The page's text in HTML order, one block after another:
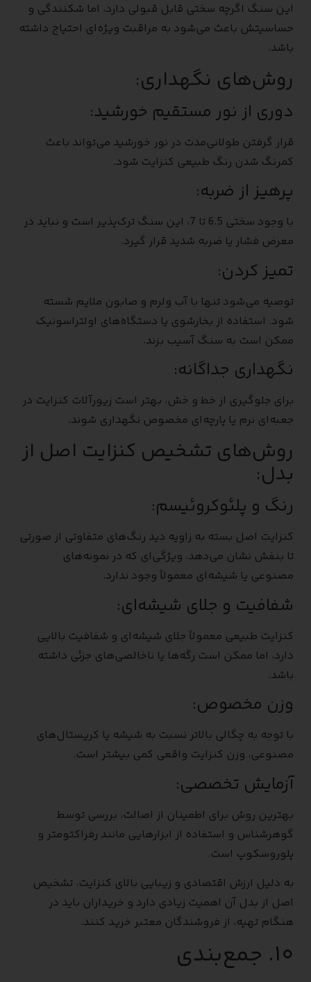
این سنگ اگرچه سختی قابل قبولی دارد، اما شکنندگی و
حساسیتش باعث می‌شود به مراقبت ویژه‌ای احتیاج داشته
باشد.
روش‌های نگهداری:
دوری از نور مستقیم خورشید:
قرار گرفتن طولانی‌مدت در نور خورشید می‌تواند باعث
کمرنگ شدن رنگ طبیعی کنزایت شود.
پرهیز از ضربه:
با وجود سختی 6.5 تا 7، این سنگ ترک‌پذیر است و نباید در
معرض فشار یا ضربه شدید قرار گیرد.
تمیز کردن:
توصیه می‌شود تنها با آب ولرم و صابون ملایم شسته
شود. استفاده از بخارشوی یا دستگاه‌های اولتراسونیک
ممکن است به سنگ آسیب بزند.
نگهداری جداگانه:
برای جلوگیری از خط و خش، بهتر است زیورآلات کنزایت در
جعبه‌ای نرم یا پارچه‌ای مخصوص نگهداری شوند.
روش‌های تشخیص کنزایت اصل از
بدل:
رنگ و پلئوکروئیسم:
کنزایت اصل بسته به زاویه دید رنگ‌های متفاوتی از صورتی
تا بنفش نشان می‌دهد، ویژگی‌ای که در نمونه‌های
مصنوعی یا شیشه‌ای معمولاً وجود ندارد.
شفافیت و جلای شیشه‌ای:
کنزایت طبیعی معمولاً جلای شیشه‌ای و شفافیت بالایی
دارد، اما ممکن است رگه‌ها یا ناخالصی‌های جزئی داشته
باشد.
وزن مخصوص:
با توجه به چگالی بالاتر نسبت به شیشه یا کریستال‌های
مصنوعی، وزن کنزایت واقعی کمی بیشتر است.
آزمایش تخصصی:
بهترین روش برای اطمینان از اصالت، بررسی توسط
گوهرشناس و استفاده از ابزارهایی مانند رفراکتومتر و
پلوروسکوپ است.
به دلیل ارزش اقتصادی و زیبایی بالای کنزایت، تشخیص
اصل از بدل آن اهمیت زیادی دارد و خریداران باید در
هنگام تهیه، از فروشندگان معتبر خرید کنند.
۱۰. جمع‌بندی